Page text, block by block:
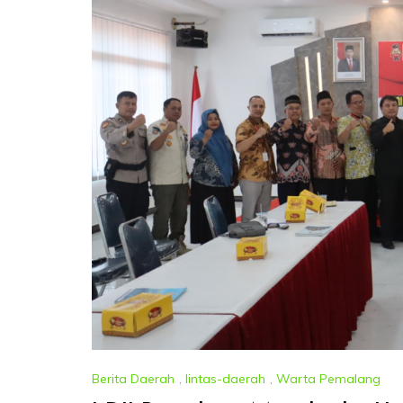
Berita Daerah , lintas-daerah , Warta Pemalang